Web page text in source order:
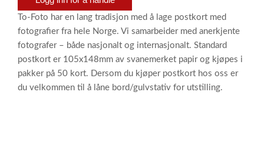
To-Foto har en lang tradisjon med å lage postkort med
fotografier fra hele Norge. Vi samarbeider med anerkjente
fotografer – både nasjonalt og internasjonalt. Standard
postkort er 105x148mm av svanemerket papir og kjøpes i
pakker på 50 kort. Dersom du kjøper postkort hos oss er
du velkommen til å låne bord/gulvstativ for utstilling.